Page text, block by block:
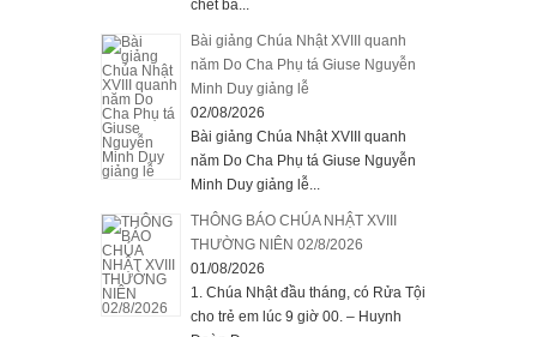
chết ba...
Bài giảng Chúa Nhật XVIII quanh
năm Do Cha Phụ tá Giuse Nguyễn
Minh Duy giảng lễ
02/08/2026
Bài giảng Chúa Nhật XVIII quanh
năm Do Cha Phụ tá Giuse Nguyễn
Minh Duy giảng lễ...
THÔNG BÁO CHÚA NHẬT XVIII
THƯỜNG NIÊN 02/8/2026
01/08/2026
1. Chúa Nhật đầu tháng, có Rửa Tội
cho trẻ em lúc 9 giờ 00. – Huynh